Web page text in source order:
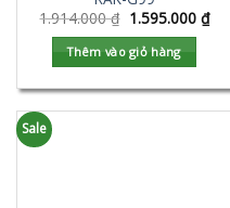
1.914.000₫ 1.595.000 ₫
Thêm vào giỏ hàng
Sale